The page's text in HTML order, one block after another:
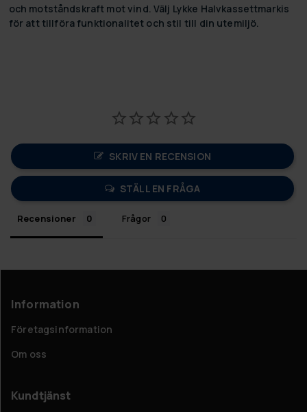
och motståndskraft mot vind. Välj Lykke Halvkassettmarkis
för att tillföra funktionalitet och stil till din utemiljö.
SKRIV EN RECENSION
STÄLL EN FRÅGA
Recensioner Frågor
Information
Företagsinformation
Om oss
Kundtjänst